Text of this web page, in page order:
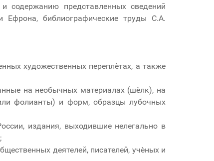
содержанию представленных сведений
Ефрона, библиографические труды С.А.
художественных переплѐтах, а также
на необычных материалах (шѐлк), на
фолианты) и форм, образцы лубочных
издания, выходившие нелегально в
деятелей, писателей, учѐных и